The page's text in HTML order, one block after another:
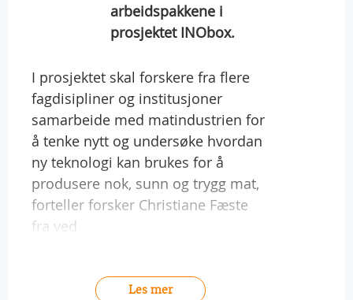
arbeidspakkene i
prosjektet INObox.
I prosjektet skal forskere fra flere
fagdisipliner og institusjoner
samarbeide med matindustrien for
å tenke nytt og undersøke hvordan
ny teknologi kan brukes for å
produsere nok, sunn og trygg mat,
forteller forsker Christiane Fæste
fra ved
Les mer